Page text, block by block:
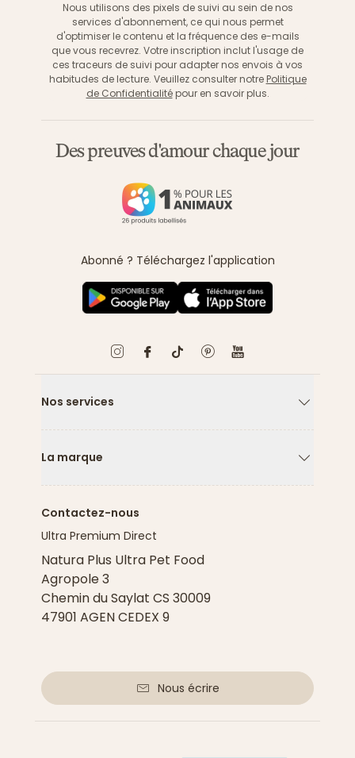
Nous utilisons des pixels de suivi au sein de nos
services d'abonnement, ce qui nous permet
d'optimiser le contenu et la fréquence des e-mails
que vous recevrez. Votre inscription inclut l'usage de
ces traceurs de suivi pour adapter nos envois à vos
habitudes de lecture. Veuillez consulter notre Politique
de Confidentialitépour en savoir plus.
Des preuves d'amour chaque jour
Abonné ? Téléchargez l'application
Nos services
La marque
Contactez-nous
Ultra Premium Direct
Natura Plus Ultra Pet Food
Agropole 3
Chemin du Saylat CS 30009
47901 AGEN CEDEX 9
Nous écrire